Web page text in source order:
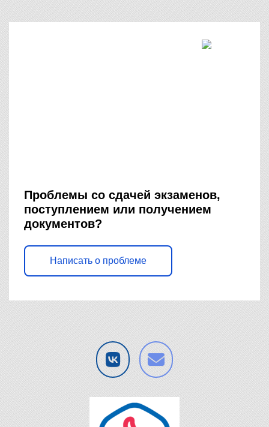
Проблемы со сдачей экзаменов,
поступлением или получением
документов?
Написать о проблеме